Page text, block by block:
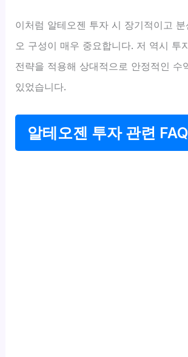
이처럼 알테오젠 투자 시 장기적이고 분
오 구성이 매우 중요합니다. 저 역시 투
전략을 적용해 상대적으로 안정적인 수
있었습니다.
알테오젠 투자 관련 FAQ